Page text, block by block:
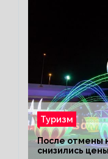
Туризм
После отмены
снизились